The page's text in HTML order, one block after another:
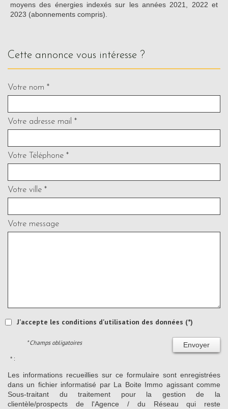
moyens des énergies indexés sur les années 2021, 2022 et
2023 (abonnements compris).
cette annonce vous intéresse ?
Votre nom *
Votre adresse mail *
Votre Téléphone *
Votre ville *
Votre message
J'accepte les conditions d'utilisation des données (*)
Envoyer
* Champs obligatoires
* :
Les informations recueillies sur ce formulaire sont enregistrées
dans un fichier informatisé par La Boite Immo agissant comme
Sous-traitant du traitement pour la gestion de la
clientèle/prospects de l'Agence / du Réseau qui reste